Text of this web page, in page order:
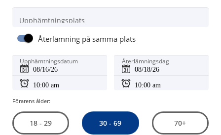
Upphämtningsplats
Återlämning på samma plats
Upphämtningsdatum Återlämningsdag
Förarens ålder:
18 - 29 30 - 69 70+